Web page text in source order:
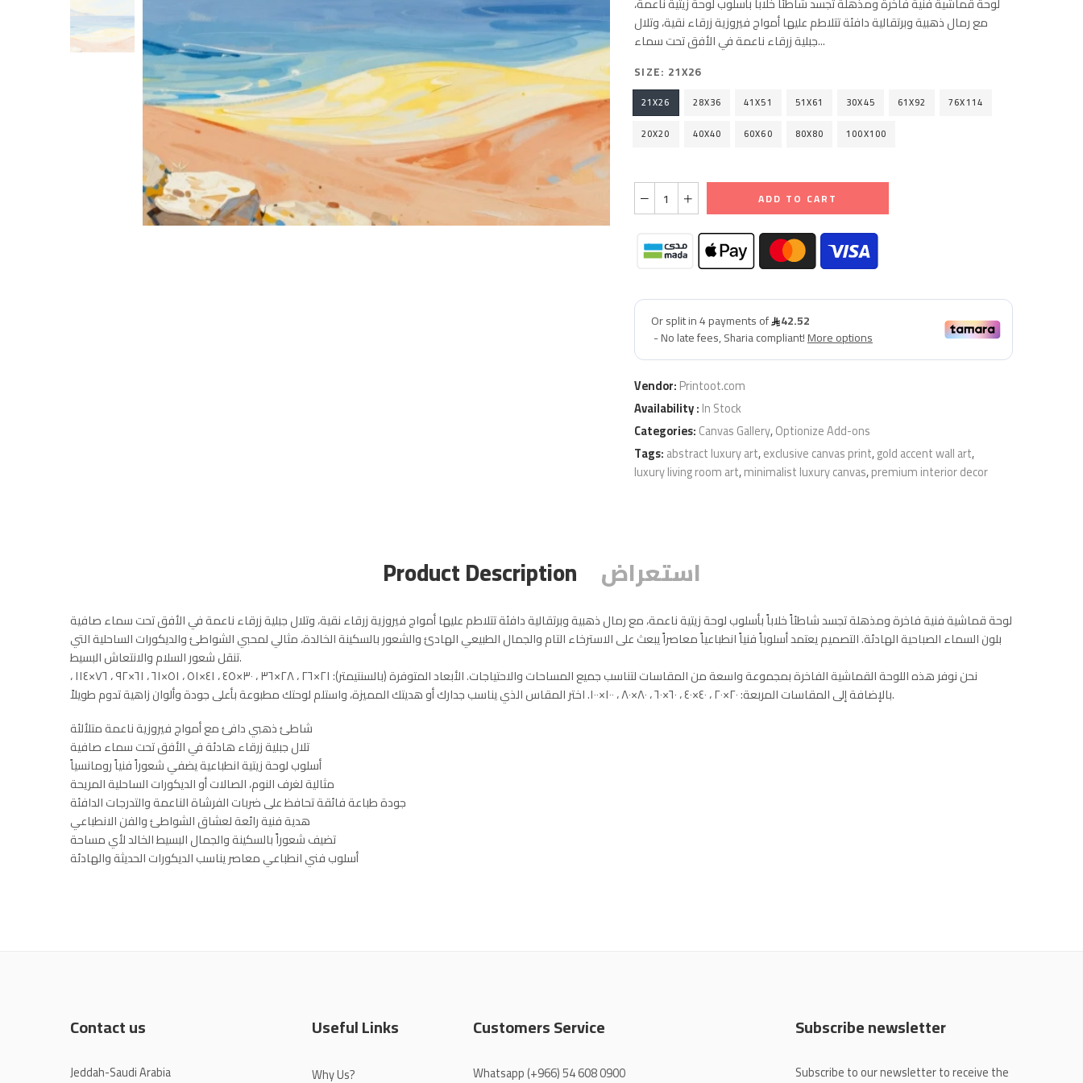
مع رمال ذهبية وبرتقالية دافئة تتلاطم عليها أمواج فيروزية زرقاء نقية، وتلال
جبلية زرقاء ناعمة في الأفق تحت سماء...
SIZE: 21X26
21X26 28X36 41X51 51X61 30X45 61X92
76X114
20X20
40X40 60X60 80X80 100X100
ADD TO CART
Vendor:Printoot.com
Availability :In Stock
Categories:Canvas Gallery,Optionize Add-ons
Tags:abstract luxury art,exclusive canvas print,gold accent wall art,
luxury living room art,minimalist luxury canvas,premium interior decor
Product Description استعراض
لوحة قماشية فنية فاخرة ومذهلة تجسد شاطئاً خلاباً بأسلوب لوحة زيتية ناعمة، مع رمال ذهبية وبرتقالية دافئة تتلاطم عليها أمواج فيروزية زرقاء نقية، وتلال جبلية زرقاء ناعمة في الأفق تحت سماء صافية
بلون السماء الصباحية الهادئة. التصميم يعتمد أسلوباً فنياً انطباعياً معاصراً يبعث على الاسترخاء التام والجمال الطبيعي الهادئ والشعور بالسكينة الخالدة، مثالي لمحبي الشواطئ والديكورات الساحلية التي
تنقل شعور السلام والانتعاش البسيط.
نحن نوفر هذه اللوحة القماشية الفاخرة بمجموعة واسعة من المقاسات لتناسب جميع المساحات والاحتياجات. الأبعاد المتوفرة (بالسنتيمتر): ٢١×٢٦ ، ٢٨×٣٦ ، ٣٠×٤٥ ، ٤١×٥١ ، ٥١×٦١ ، ٦١×٩٢ ، ٧٦×١١٤ ،
بالإضافة إلى المقاسات المربعة: ٢٠×٢٠ ، ٤٠×٤٠ ، ٦٠×٦٠ ، ٨٠×٨٠ ، ١٠٠×١٠٠. اختر المقاس الذي يناسب جدارك أو هديتك المميزة، واستلم لوحتك مطبوعة بأعلى جودة وألوان زاهية تدوم طويلاً.
شاطئ ذهبي دافئ مع أمواج فيروزية ناعمة متلألئة
تلال جبلية زرقاء هادئة في الأفق تحت سماء صافية
أسلوب لوحة زيتية انطباعية يضفي شعوراً فنياً رومانسياً
مثالية لغرف النوم، الصالات أو الديكورات الساحلية المريحة
جودة طباعة فائقة تحافظ على ضربات الفرشاة الناعمة والتدرجات الدافئة
هدية فنية رائعة لعشاق الشواطئ والفن الانطباعي
تضيف شعوراً بالسكينة والجمال البسيط الخالد لأي مساحة
أسلوب فني انطباعي معاصر يناسب الديكورات الحديثة والهادئة
Contact us
Jeddah-Saudi Arabia
Useful Links
Why Us?
Customers Service
Whatsapp(+966) 54 608 0900
Subscribe newsletter
Subscribe to our newsletter to receive the